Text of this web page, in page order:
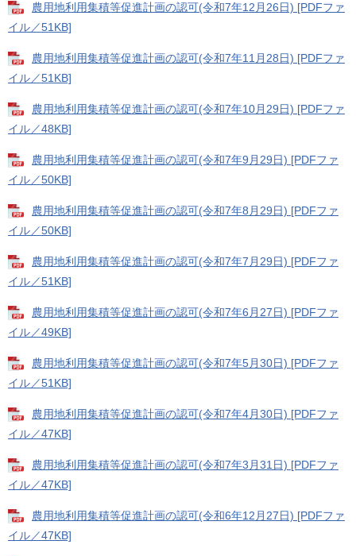
農用地利用集積等促進計画の認可(令和7年12月26日) [PDFファ
イル／51KB]
農用地利用集積等促進計画の認可(令和7年11月28日) [PDFファ
イル／51KB]
農用地利用集積等促進計画の認可(令和7年10月29日) [PDFファ
イル／48KB]
農用地利用集積等促進計画の認可(令和7年9月29日) [PDFファ
イル／50KB]
農用地利用集積等促進計画の認可(令和7年8月29日) [PDFファ
イル／50KB]
農用地利用集積等促進計画の認可(令和7年7月29日) [PDFファ
イル／51KB]
農用地利用集積等促進計画の認可(令和7年6月27日) [PDFファ
イル／49KB]
農用地利用集積等促進計画の認可(令和7年5月30日) [PDFファ
イル／51KB]
農用地利用集積等促進計画の認可(令和7年4月30日) [PDFファ
イル／47KB]
農用地利用集積等促進計画の認可(令和7年3月31日) [PDFファ
イル／47KB]
農用地利用集積等促進計画の認可(令和6年12月27日) [PDFファ
イル／47KB]